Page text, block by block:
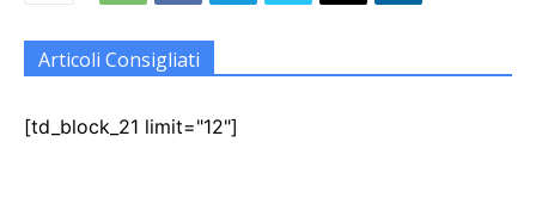
Articoli Consigliati
[td_block_21 limit="12"]